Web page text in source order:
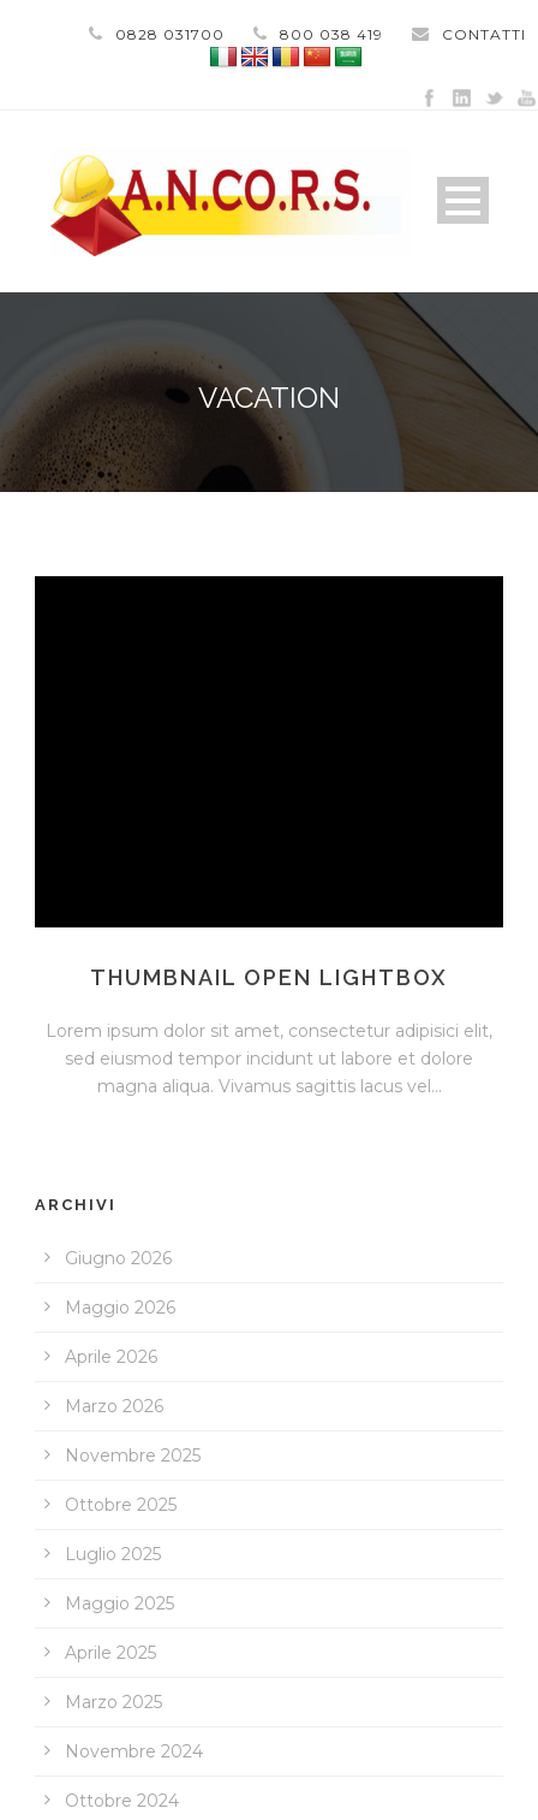
0828 031700 800 038 419 CONTATTI
VACATION
THUMBNAIL OPEN LIGHTBOX
Lorem ipsum dolor sit amet, consectetur adipisici elit,
sed eiusmod tempor incidunt ut labore et dolore
magna aliqua. Vivamus sagittis lacus vel...
ARCHIVI
Giugno 2026
Maggio 2026
Aprile 2026
Marzo 2026
Novembre 2025
Ottobre 2025
Luglio 2025
Maggio 2025
Aprile 2025
Marzo 2025
Novembre 2024
Ottobre 2024